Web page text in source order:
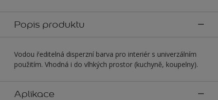
Popis produktu
Vodou ředitelná disperzní barva pro interiér s univerzálním
použitím. Vhodná i do vlhkých prostor (kuchyně, koupelny).
Aplikace